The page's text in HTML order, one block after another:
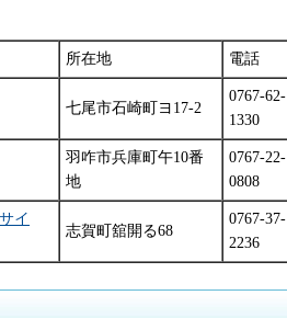
所在地 電話
七尾市石崎町ヨ17-2
0767-62-
1330
羽咋市兵庫町午10番
地
0767-22-
0808
イ
志賀町舘開る68
0767-37-
2236